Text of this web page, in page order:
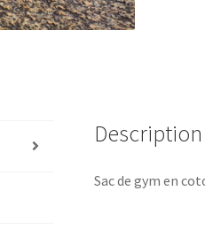
Description
Sac de gym en